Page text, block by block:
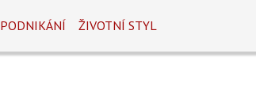
PODNIKÁNÍ ŽIVOTNÍ STYL